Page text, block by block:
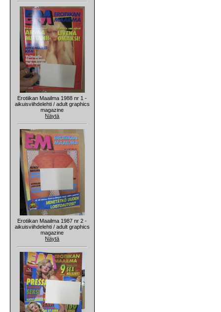
Erotiikan Maailma 1988 nr 1 -
aikuisviihdelehti / adult graphics
magazine
Näytä
Erotiikan Maailma 1987 nr 2 -
aikuisviihdelehti / adult graphics
magazine
Näytä